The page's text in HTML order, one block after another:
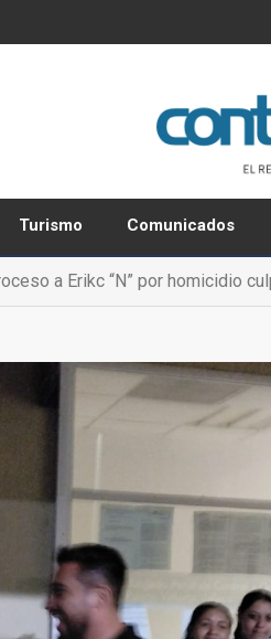
Turismo Comunicados
a Erikc “N” por homicidio